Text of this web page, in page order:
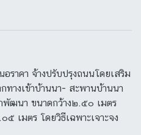
อราคา จ้างปรับปรุงถนนโดยเสริม
างเข้าบ้านนา- สะพานบ้านนา
ฒนา ขนาดกว้าง๒.๕๐ เมตร
เมตร โดยวิธีเฉพาะเจาะจง